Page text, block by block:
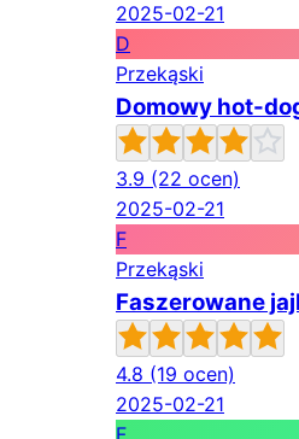
2025-02-21
D
Przekąski
Domowy hot-
3.9 (22 ocen)
2025-02-21
F
Przekąski
Faszerowane
4.8 (19 ocen)
2025-02-21
F